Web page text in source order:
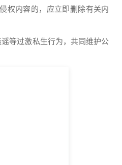
权内容的，应立即删除有关内
等过激私生行为，共同维护公